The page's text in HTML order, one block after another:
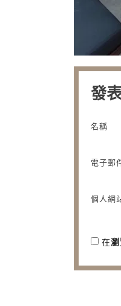
發
名稱
電子郵
個人網
在